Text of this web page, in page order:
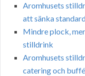
Aromhusets
att sänka
Mindre plock,
stilldrink
Aromhusets
catering och buffé